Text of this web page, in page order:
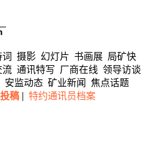
摄影 幻灯片 书画展 局矿快
流 通讯特写 厂商在线 领导访谈
安监动态 矿业新闻
焦点话题
稿 特约通讯员档案